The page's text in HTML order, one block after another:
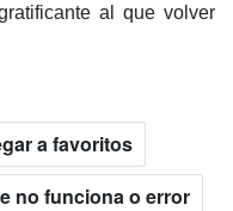
al que volver
a favoritos
no funciona o error